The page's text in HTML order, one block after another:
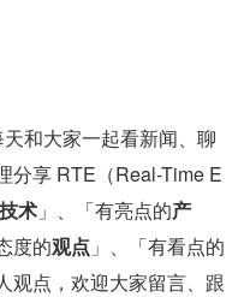
天和大家一起看新闻、聊
分享 RTE（Real-Time E
技术 」、「有亮点的产
度的观点 」、「有看点的
观点，欢迎大家留言、跟